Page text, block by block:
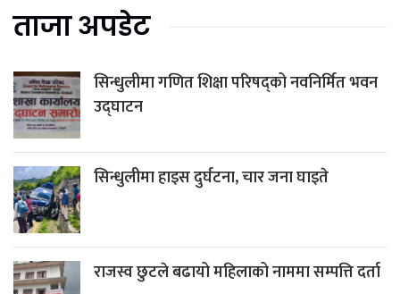
ताजा अपडेट
सिन्धुलीमा गणित शिक्षा परिषद्को नवनिर्मित भवन
उद्घाटन
सिन्धुलीमा हाइस दुर्घटना, चार जना घाइते
राजस्व छुटले बढायो महिलाको नाममा सम्पत्ति दर्ता